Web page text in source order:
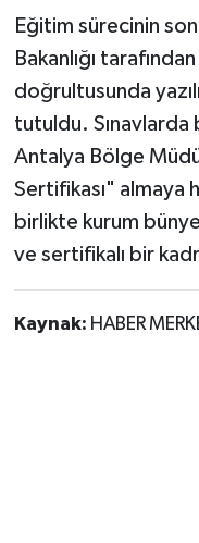
Eğitim sürecinin
Bakanlığı
doğrultusunda
tutuldu. Sınavlarda
Antalya Bölge
Sertifikası" almaya
birlikte kurum
ve sertifikalı bir
Kaynak: HABER